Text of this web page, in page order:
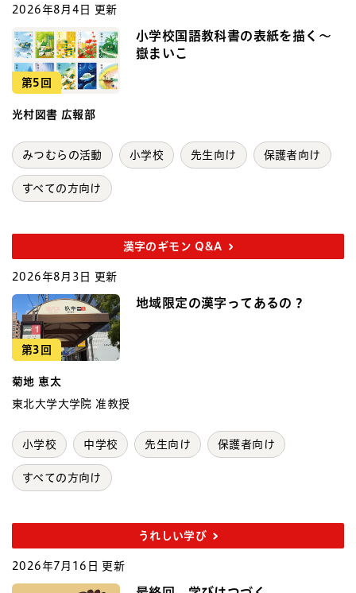
2026年8月4日 更新
第5回
小学校国語教科書の表紙を描く～
嶽まいこ
光村図書 広報部
みつむらの活動 小学校 先生向け 保護者向け
すべての方向け
漢字のギモン Q&A
2026年8月3日 更新
第3回
地域限定の漢字ってあるの？
菊地 恵太
東北大学大学院 准教授
小学校 中学校 先生向け 保護者向け
すべての方向け
うれしい学び
2026年7月16日 更新